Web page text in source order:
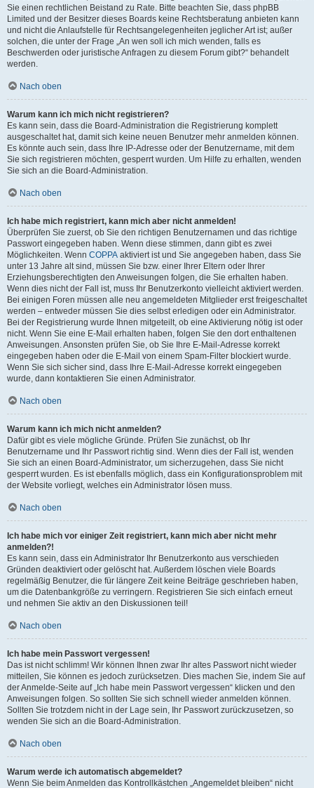
Sie einen rechtlichen Beistand zu Rate. Bitte beachten Sie, dass phpBB
Limited und der Besitzer dieses Boards keine Rechtsberatung anbieten kann
und nicht die Anlaufstelle für Rechtsangelegenheiten jeglicher Art ist; außer
solchen, die unter der Frage „An wen soll ich mich wenden, falls es
Beschwerden oder juristische Anfragen zu diesem Forum gibt?“ behandelt
werden.
Nach oben
Warum kann ich mich nicht registrieren?
Es kann sein, dass die Board-Administration die Registrierung komplett
ausgeschaltet hat, damit sich keine neuen Benutzer mehr anmelden können.
Es könnte auch sein, dass Ihre IP-Adresse oder der Benutzername, mit dem
Sie sich registrieren möchten, gesperrt wurden. Um Hilfe zu erhalten, wenden
Sie sich an die Board-Administration.
Nach oben
Ich habe mich registriert, kann mich aber nicht anmelden!
Überprüfen Sie zuerst, ob Sie den richtigen Benutzernamen und das richtige
Passwort eingegeben haben. Wenn diese stimmen, dann gibt es zwei
Möglichkeiten. Wenn COPPA aktiviert ist und Sie angegeben haben, dass Sie
unter 13 Jahre alt sind, müssen Sie bzw. einer Ihrer Eltern oder Ihrer
Erziehungsberechtigten den Anweisungen folgen, die Sie erhalten haben.
Wenn dies nicht der Fall ist, muss Ihr Benutzerkonto vielleicht aktiviert werden.
Bei einigen Foren müssen alle neu angemeldeten Mitglieder erst freigeschaltet
werden – entweder müssen Sie dies selbst erledigen oder ein Administrator.
Bei der Registrierung wurde Ihnen mitgeteilt, ob eine Aktivierung nötig ist oder
nicht. Wenn Sie eine E-Mail erhalten haben, folgen Sie den dort enthaltenen
Anweisungen. Ansonsten prüfen Sie, ob Sie Ihre E-Mail-Adresse korrekt
eingegeben haben oder die E-Mail von einem Spam-Filter blockiert wurde.
Wenn Sie sich sicher sind, dass Ihre E-Mail-Adresse korrekt eingegeben
wurde, dann kontaktieren Sie einen Administrator.
Nach oben
Warum kann ich mich nicht anmelden?
Dafür gibt es viele mögliche Gründe. Prüfen Sie zunächst, ob Ihr
Benutzername und Ihr Passwort richtig sind. Wenn dies der Fall ist, wenden
Sie sich an einen Board-Administrator, um sicherzugehen, dass Sie nicht
gesperrt wurden. Es ist ebenfalls möglich, dass ein Konfigurationsproblem mit
der Website vorliegt, welches ein Administrator lösen muss.
Nach oben
Ich habe mich vor einiger Zeit registriert, kann mich aber nicht mehr
anmelden?!
Es kann sein, dass ein Administrator Ihr Benutzerkonto aus verschieden
Gründen deaktiviert oder gelöscht hat. Außerdem löschen viele Boards
regelmäßig Benutzer, die für längere Zeit keine Beiträge geschrieben haben,
um die Datenbankgröße zu verringern. Registrieren Sie sich einfach erneut
und nehmen Sie aktiv an den Diskussionen teil!
Nach oben
Ich habe mein Passwort vergessen!
Das ist nicht schlimm! Wir können Ihnen zwar Ihr altes Passwort nicht wieder
mitteilen, Sie können es jedoch zurücksetzen. Dies machen Sie, indem Sie auf
der Anmelde-Seite auf „Ich habe mein Passwort vergessen“ klicken und den
Anweisungen folgen. So sollten Sie sich schnell wieder anmelden können.
Sollten Sie trotzdem nicht in der Lage sein, Ihr Passwort zurückzusetzen, so
wenden Sie sich an die Board-Administration.
Nach oben
Warum werde ich automatisch abgemeldet?
Wenn Sie beim Anmelden das Kontrollkästchen „Angemeldet bleiben“ nicht